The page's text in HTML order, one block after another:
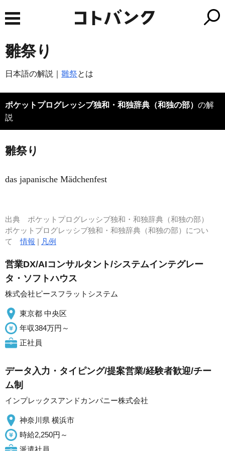
雛祭り
日本語の解説｜ 雛祭とは
ポケットプログレッシブ独和・和独辞典（和独の部） の解
説
雛祭り
das japanische Mädchenfest
出典 ポケットプログレッシブ独和・和独辞典（和独の部）
ポケットプログレッシブ独和・和独辞典（和独の部）につい
て情報 | 凡例
営業DX/AIコンサルタント/システムインテグレー
タ・ソフトハウス
株式会社ピースフラットシステム
東京都 中央区
年収384万円～
正社員
データ入力・タイピング/提案営業/経験者歓迎/チー
ム制
インプレックスアンドカンパニー株式会社
神奈川県 横浜市
時給2,250円～
派遣社員